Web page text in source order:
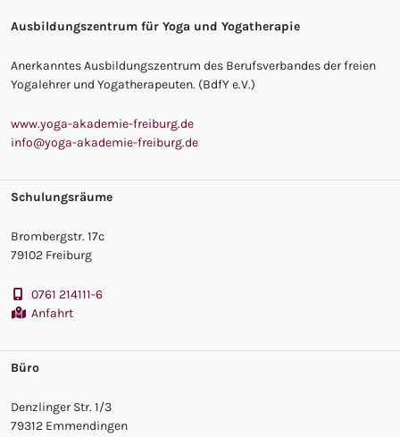
Ausbildungszentrum für Yoga und Yogatherapie
Anerkanntes Ausbildungszentrum des Berufsverbandes der freien
Yogalehrer und Yogatherapeuten. (BdfY e.V.)
www.yoga-akademie-freiburg.de
info@yoga-akademie-freiburg.de
Schulungsräume
Brombergstr. 17c
79102 Freiburg
0761 214111-6
Anfahrt
Büro
Denzlinger Str. 1/3
79312 Emmendingen